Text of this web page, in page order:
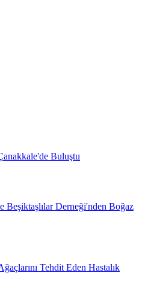
Buluştu
Beşiktaşlılar Derneği'nden Boğaz
Tehdit Eden Hastalık